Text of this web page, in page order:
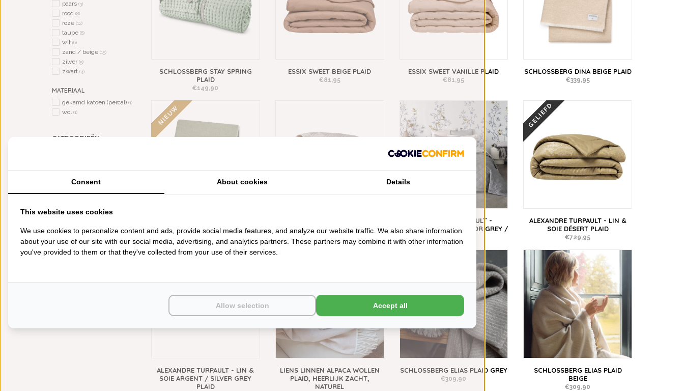
paars (3)
rood (8)
roze (12)
taupe (6)
wit (6)
zand / beige (15)
zilver (5)
zwart (4)
MATERIAAL
gekamd katoen (percal) (1)
wol(1)
CATEGORIEËN
HUISPARFUM
CADEAUS
SALE DEALS
PONCHO'S
SCHLOSSBERG STAY SPRING
PLAID
€149,90
ESSIX SWEET BEIGE PLAID
€81,95
ESSIX SWEET VANILLE PLAID
€81,95
SCHLOSSBERG DINA BEIGE PLAID
€339,95
NIEUW
PLAID
€339,95
MERVEILLE PLAID GAZELLE /
€478,50
ALEXANDRE TURPAULT -
MERVEILLE PLAID METEOR GREY /
SILVER GREY
€478,50
GELIEFD
ALEXANDRE TURPAULT - LIN &
SOIE DÉSERT PLAID
€729,95
ALEXANDRE TURPAULT - LIN &
SOIE ARGENT / SILVER GREY
PLAID
CADEAUTIP
LIENS LINNEN ALPACA WOLLEN
PLAID, HEERLIJK ZACHT,
NATUREL
SCHLOSSBERG ELIAS PLAID GREY
€309,90
SCHLOSSBERG ELIAS PLAID
BEIGE
€309,90
Consent About cookies Details
This website uses cookies
We use cookies to personalize content and ads, provide social media features, and analyze our website traffic. We also share information
about your use of our site with our social media, advertising, and analytics partners. These partners may combine it with other information
you've provided to them or that they've collected from your use of their services.
Allow selection Accept all